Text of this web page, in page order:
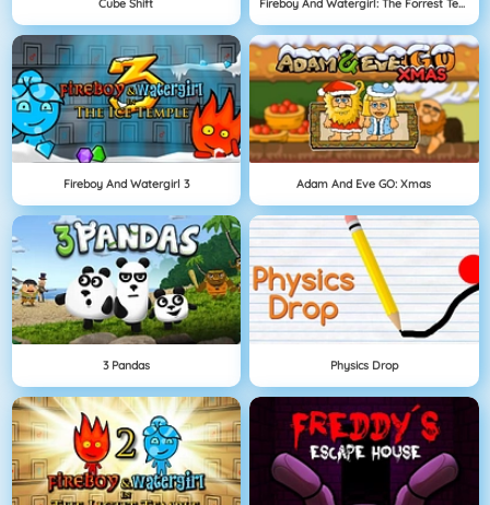
Fireboy And Watergirl 3 Adam And Eve GO: Xmas
3 Pandas Physics Drop